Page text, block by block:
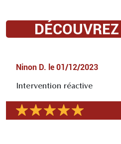
Ninon D. le 01/12/2023
Intervention réactive